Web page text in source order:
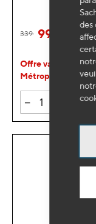
des
99
339
Offre valable
Métropolitaine
-